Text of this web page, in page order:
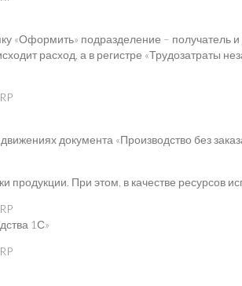
«Оформить» подразделение –
расход, а в регистре «Трудозатраты
документа «Производство без
При этом, в качестве ресурсов
1С»